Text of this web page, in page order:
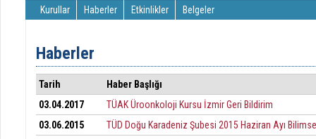
Kurullar Haberler Etkinlikler Belgeler
Haberler
Tarih
Haber Başlığı
03.04.2017
TÜAK Üroonkoloji Kursu İzmir Geri Bildirim
03.06.2015
TÜD Doğu Karadeniz Şubesi 2015 Haziran Ayı